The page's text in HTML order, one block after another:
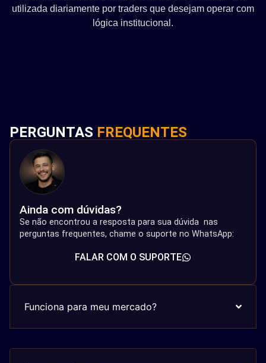
utilizada diariamente por traders que desejam operar com
lógica institucional.
PERGUNTAS FREQUENTES
Ainda com dúvidas?
Se não encontrou a resposta para sua dúvida nas
perguntas frequentes, chame o suporte no WhatsApp:
FALAR COM O SUPORTE
Funciona para meu mercado?